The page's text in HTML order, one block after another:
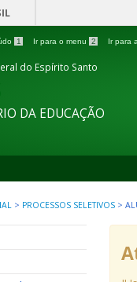
1 Ir para o menu 2 Ir para
do Espírito Santo
DA EDUCAÇÃO
> PROCESSOS SELETIVOS >